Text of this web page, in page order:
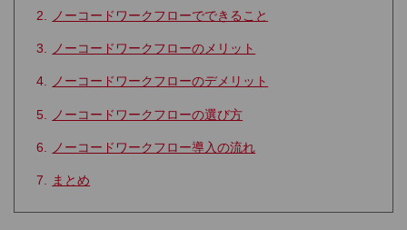
ノーコードワークフローでできること
ノーコードワークフローのメリット
ノーコードワークフローのデメリット
ノーコードワークフローの選び方
ノーコードワークフロー導入の流れ
まとめ